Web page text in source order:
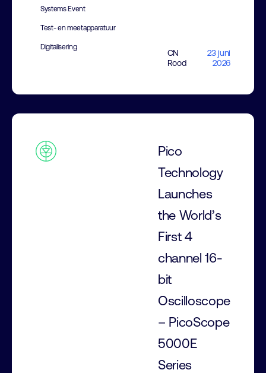
Systems Event
Test- en meetapparatuur
Digitalisering
CN
Rood
23 juni
2026
Pico
Technology
Launches
the World’s
First 4
channel 16-
bit
Oscilloscope
– PicoScope
5000E
Series